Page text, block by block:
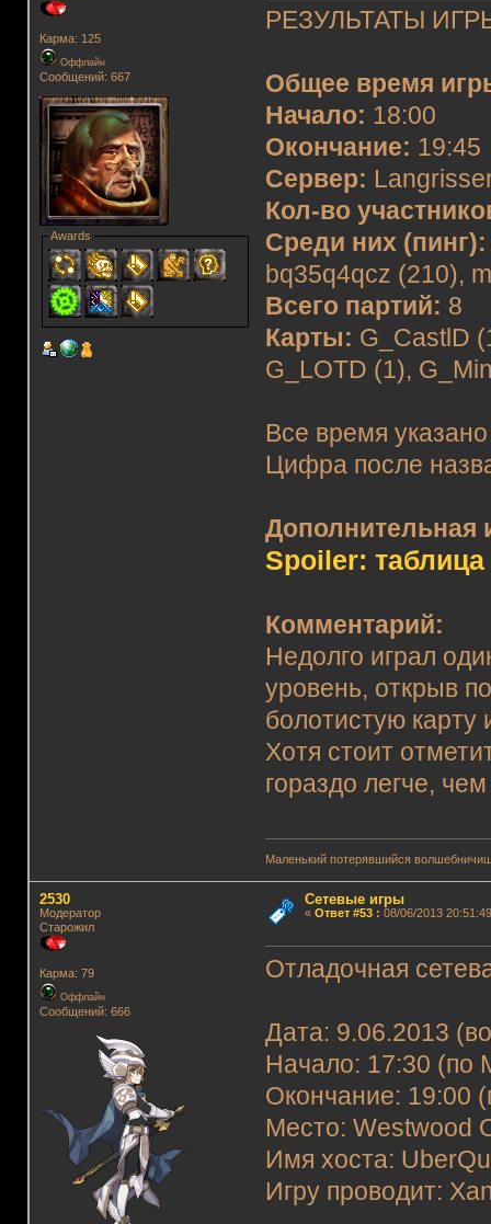
Карма: 125
Оффлайн
Сообщений: 667
Awards
РЕЗУЛЬТАТЫ
Общее время
Начало: 18:00
Окончание: 19:45
Сервер:
Кол-во
Среди них (пинг):
bq35q4qcz (210),
Всего партий: 8
Карты: G_CastlD
G_LOTD (1),
Все время
Цифра после
Spoiler: таблица
Комментарий:
Недолго играл
уровень, открыв
болотистую карту
Хотя стоит
гораздо легче,
Маленький потерявшийся
2530
Модератор
Старожил
Карма: 79
Оффлайн
Сообщений: 666
Сетевые игры
« Ответ #53: 08/06/2013
Отладочная
Дата: 9.06.2013
Начало: 17:30 (по
Окончание: 19:00
Место: Westwood
Имя хоста:
Игру проводит: